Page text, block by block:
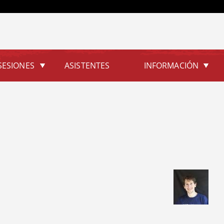
ASISTENTES INFORMACIÓN